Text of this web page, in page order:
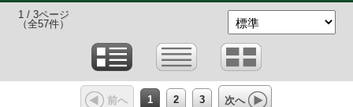
1 / 3ページ
（全57件）
前へ 1 2 3 次へ